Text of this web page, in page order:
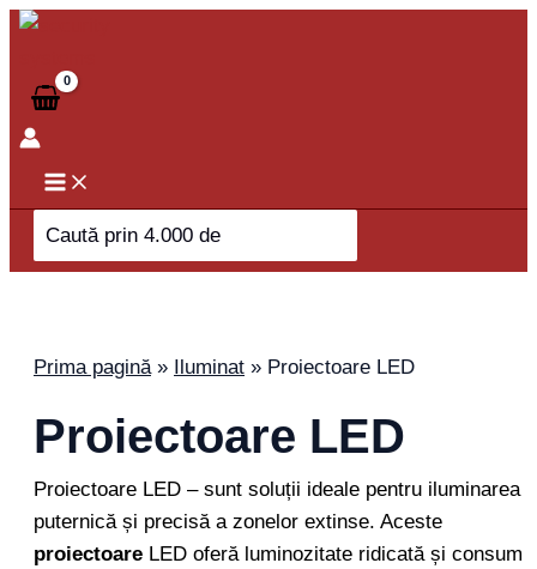
Skip
content
Search
for:
Prima pagină» Iluminat » Proiectoare LED
Proiectoare LED
Proiectoare LED – sunt soluții ideale pentru iluminarea
puternică și precisă a zonelor extinse. Aceste
proiectoare LED oferă luminozitate ridicată și consum